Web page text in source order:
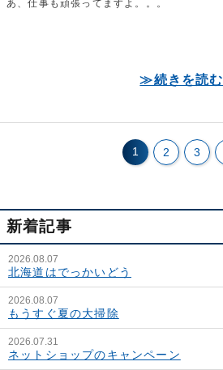
あ、仕事も頑張ってますよ。。。
≫続きを読む
1 2 3
新着記事
2026.08.07
北海道はでっかいどう
2026.08.07
もうすぐ夏の大掃除
2026.07.31
ネットショップのキャンペーン